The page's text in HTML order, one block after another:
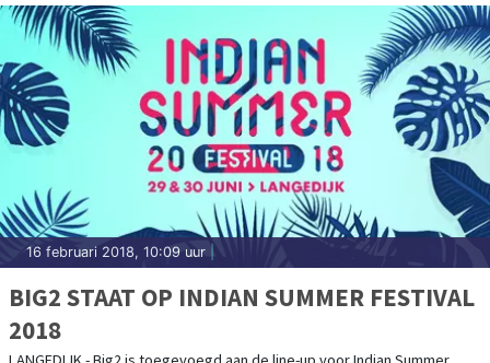
16 februari 2018, 10:09 uur
BIG2 STAAT OP INDIAN SUMMER FESTIVAL
2018